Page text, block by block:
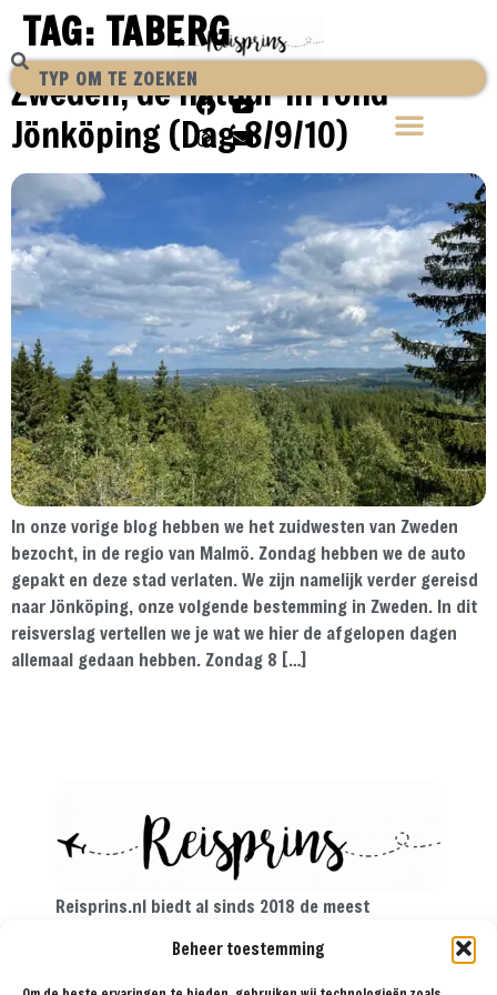
Beheer toestemming
TAG: TABERG
Zweden, de natuur in rond
Jönköping (Dag 8/9/10)
In onze vorige blog hebben we het zuidwesten van Zweden
bezocht, in de regio van Malmö. Zondag hebben we de auto
gepakt en deze stad verlaten. We zijn namelijk verder gereisd
naar Jönköping, onze volgende bestemming in Zweden. In dit
reisverslag vertellen we je wat we hier de afgelopen dagen
allemaal gedaan hebben. Zondag 8 […]
Reisprins.nl biedt al sinds 2018 de meest
reiziger. Met onze tips, reisroutes en
reisverslagen ga je met een gerust hart op reis!